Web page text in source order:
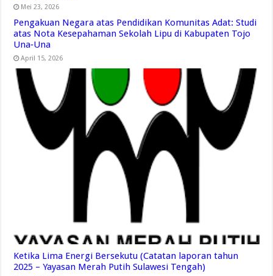
Mei 23, 2026
Pengakuan Negara atas Pendidikan Komunitas Adat: Studi
atas Nota Kesepahaman Sekolah Lipu di Kabupaten Tojo
Una‑Una
April 15, 2026
Ketika Lima Energi Bersekutu (Catatan laporan tahun
2025 – Yayasan Merah Putih Sulawesi Tengah)